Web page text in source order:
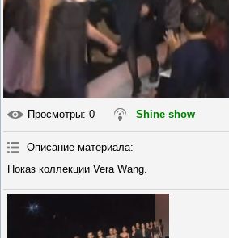
Просмотры: 0 Shine show
Описание материала:
Показ коллекции Vera Wang.